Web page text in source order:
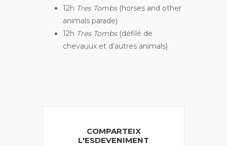
12h Tres Tombs(horses and other
animals parade)
12h Tres Tombs(défilé de
chevauux et d’autres animals)
COMPARTEIX
L'ESDEVENIMENT